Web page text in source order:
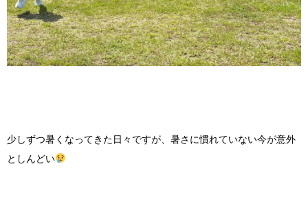
少しずつ暑くなってきた日々ですが、暑さに慣れていない今が意外
としんどい